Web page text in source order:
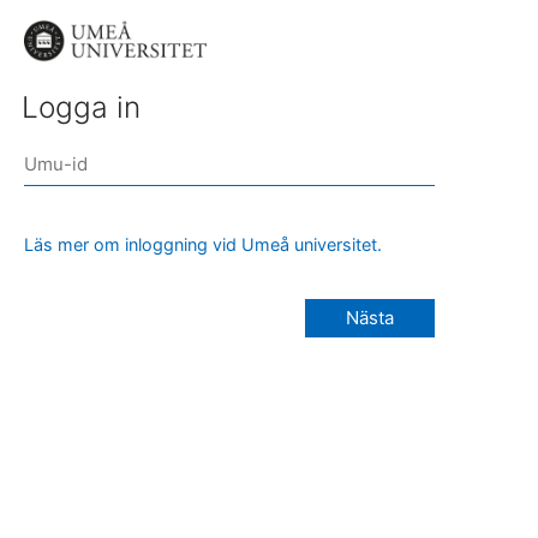
Logga in
Läs mer om inloggning vid Umeå universitet.
Nästa